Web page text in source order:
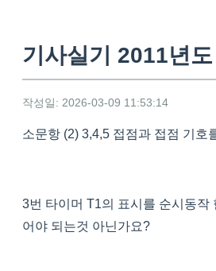
기사실기 2011년
작성일: 2026-03-09 11:53:14
소문항 (2) 3,4,5 접점과 접점 기호
3번 타이머 T1의 표시를 순시동작
어야 되는것 아닌가요?